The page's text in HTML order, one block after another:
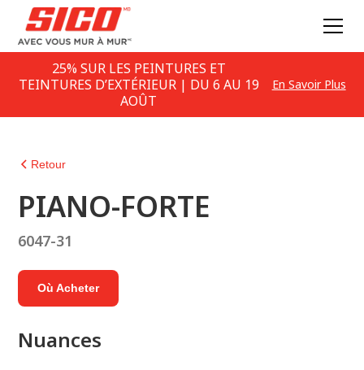
25% SUR LES PEINTURES ET
TEINTURES D’EXTÉRIEUR | DU 6 AU 19
AOÛT
En Savoir Plus
Retour
PIANO-FORTE
6047-31
Où Acheter
Nuances